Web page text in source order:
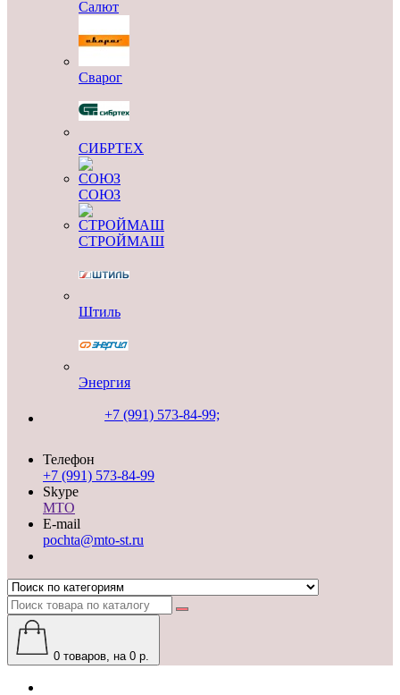
Салют
Сварог
СИБРТЕХ
СОЮЗ
СТРОЙМАШ
Штиль
Энергия
+7 (991) 573-84-99;
Телефон
+7 (991) 573-84-99
Skype
MTO
E-mail
pochta@mto-st.ru
0 товаров, на 0 р.